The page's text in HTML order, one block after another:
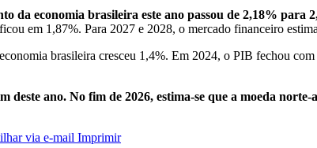
da economia brasileira este ano passou de 2,18% para
em 1,87%. Para 2027 e 2028, o mercado financeiro
brasileira cresceu 1,4%. Em 2024, o PIB fechou
deste ano. No fim de 2026, estima-se que a moeda
via e-mail Imprimir